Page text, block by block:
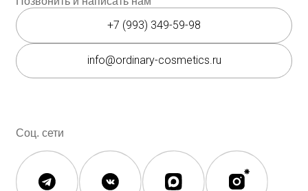
Контакты
Контакты
Полезное
Блог
О бренде
О нас
История The Ordinary